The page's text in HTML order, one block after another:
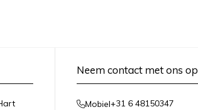
Neem contact met ons op
Mobiel+31 6 48150347